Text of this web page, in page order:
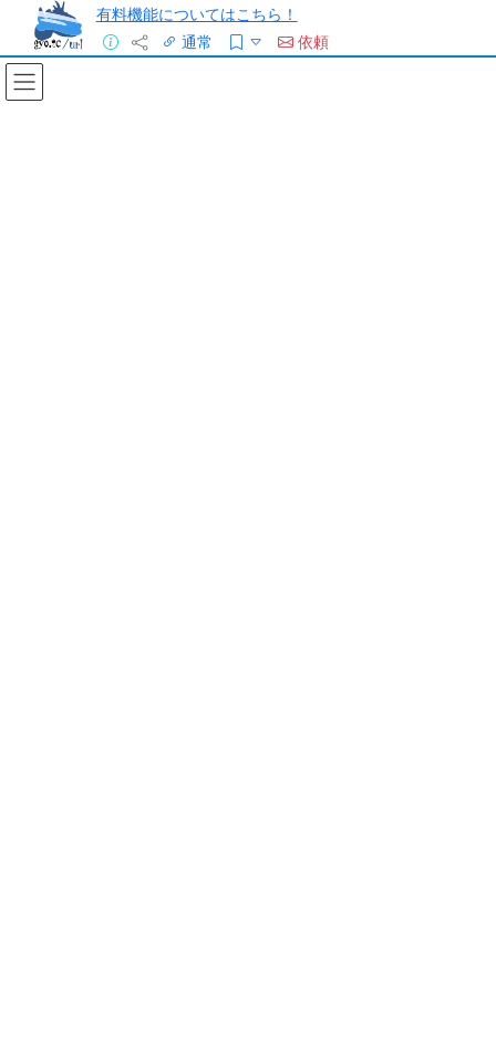
有料機能についてはこちら！
通常
依頼